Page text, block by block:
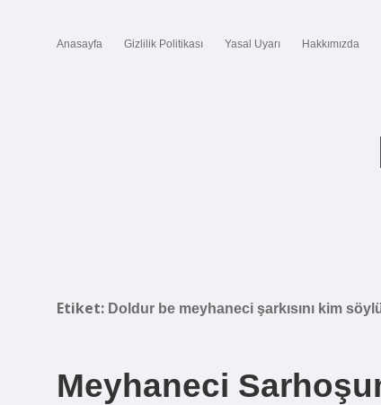
Anasayfa Gizlilik Politikası Yasal Uyarı Hakkımızda
Etiket: Doldur be meyhaneci şarkısını kim
Meyhaneci